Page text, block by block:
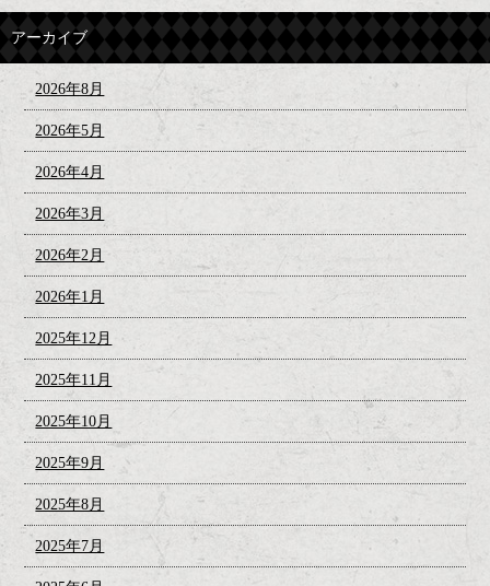
アーカイブ
2026年8月
2026年5月
2026年4月
2026年3月
2026年2月
2026年1月
2025年12月
2025年11月
2025年10月
2025年9月
2025年8月
2025年7月